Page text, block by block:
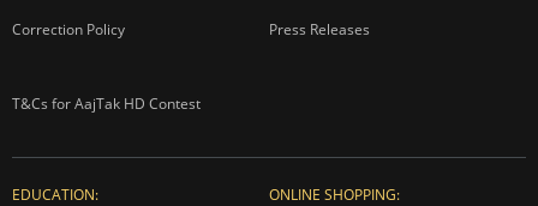
Correction Policy Press Releases
T&Cs for AajTak HD Contest
EDUCATION: ONLINE SHOPPING: